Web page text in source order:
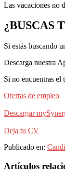
Las vacaciones no
¿BUSCAS
Si estás buscando
Descarga nuestra
Si no encuentras el
Ofertas de empleo
Descargar
Deja tu CV
Publicado en:
Barra
Artículos